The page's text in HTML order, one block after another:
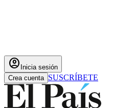
account_circle Inicia sesión
Crea cuenta SUSCRÍBETE